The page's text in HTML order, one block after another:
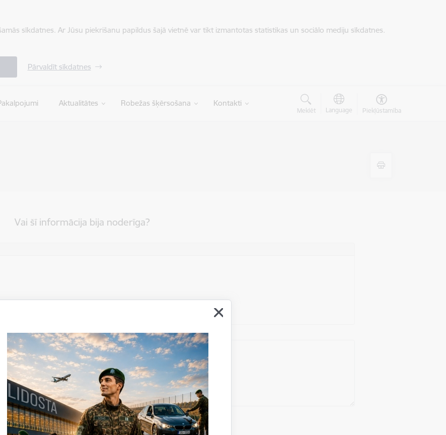
sīkdatnes. Ar Jūsu piekrišanu papildus šajā vietnē var tikt izmantotas statistikas un sociālo mediju sīkdatnes.
Pārvaldīt sīkdatnes
Aktualitātes Robežas šķērsošana Kontakti
Meklēt Language Piekļūstamība
Vai šī informācija bija noderīga?
Vēlos atstāt savu e-pastu saziņai